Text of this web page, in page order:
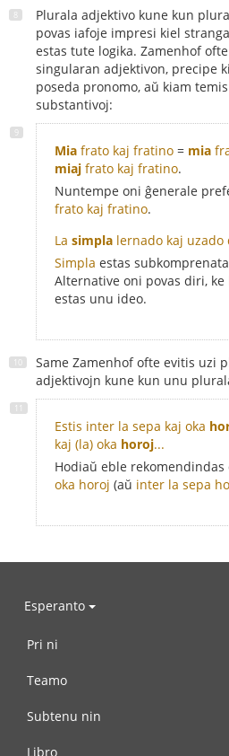
Plurala adjektivo kune kun
povas iafoje impresi kiel
estas tute logika. Zamenhof
singularan adjektivon, precipe
poseda pronomo, aŭ kiam
substantivoj:
Mia frato kaj fratino = mia
miaj frato kaj fratino.
Nuntempe oni ĝenerale
frato kaj fratino.
La simpla lernado kaj uzado
Simpla estas
Alternative oni povas diri, ke
estas unu ideo.
Same Zamenhof ofte evitis uzi
adjektivojn kune kun unu
Estis inter la sepa kaj oka
kaj (la) oka horoj...
Hodiaŭ eble rekomendindas
oka horoj (aŭ inter la sepa
Esperanto
Pri ni
Teamo
Subtenu nin
Libro